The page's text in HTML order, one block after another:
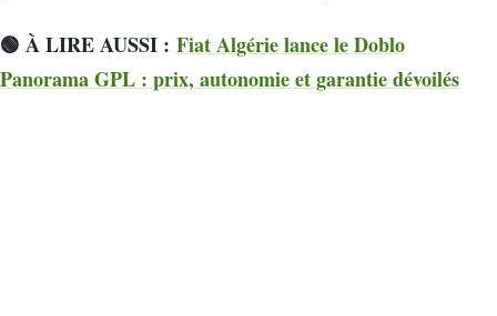
🟢 À LIRE AUSSI : Fiat Algérie lance le Doblo
Panorama GPL : prix, autonomie et garantie dévoilés